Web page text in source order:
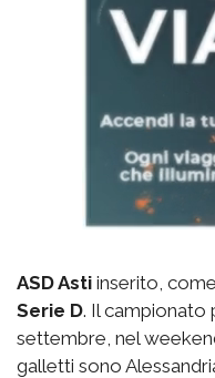
ASD Asti inserito,
Serie D. Il campionato
settembre, nel
galletti sono